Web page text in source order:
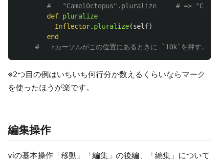
#   "CamelOctopus".pluralize     # =>
def pluralize
Inflector. pluralize(self)
end
#   ↑カーソルがこの位置にあるときに `10k`を押すと
※2つ目の例はいちいち何行分か数えるくらいならマーク
を使ったほうが楽です。
編集操作
viの基本操作「移動」「編集」の後編、「編集」について